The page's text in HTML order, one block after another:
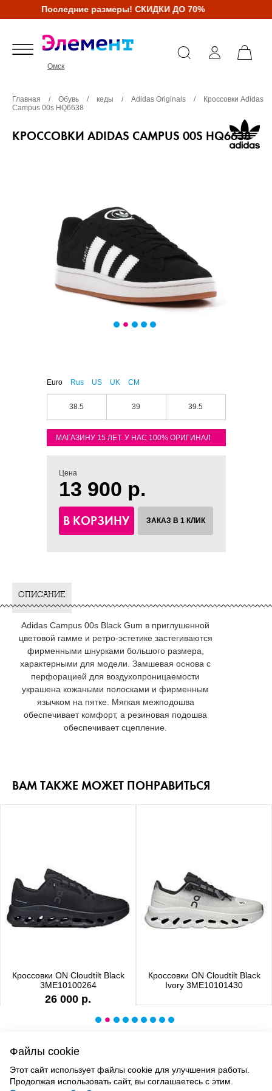
Последние размеры! СКИДКИ ДО 70%
Омск
Главная / Обувь / кеды / Adidas Originals /
Кроссовки Adidas
Campus 00s HQ6638
КРОССОВКИ ADIDAS CAMPUS 00S HQ6638
Euro Rus US UK CM
38.5 39 39.5
МАГАЗИНУ 15 ЛЕТ. У НАС 100% ОРИГИНАЛ
Цена
13 900 р.
В КОРЗИНУ ЗАКАЗ В 1 КЛИК
ОПИСАНИЕ
Adidas Campus 00s Black Gum в приглушенной
цветовой гамме и ретро-эстетике застегиваются
фирменными шнурками большого размера,
характерными для модели. Замшевая основа с
перфорацией для воздухопроницаемости
украшена кожаными полосками и фирменным
язычком на пятке. Мягкая межподошва
обеспечивает комфорт, а резиновая подошва
обеспечивает сцепление.
ВАМ ТАКЖЕ МОЖЕТ ПОНРАВИТЬСЯ
Кроссовки ON Cloudtilt Black
3ME10100264
26 000 р.
Кроссовки ON Cloudtilt Black
Ivory 3ME10101430
ВВЕРХ
Файлы cookie
Этот сайт использует файлы cookie для улучшения работы.
Продолжая использовать сайт, вы соглашаетесь с этим.